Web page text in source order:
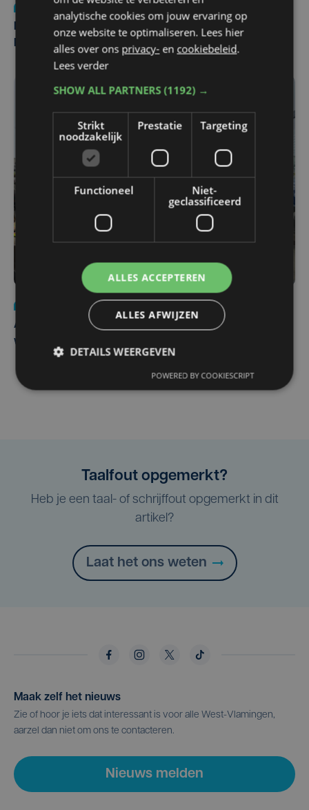
Man en vrouw dood aangetroffen in woning in Sint-
Pieters Brugge
do 30 juli | 12:57
Autobestuurster rijdt na foutief manoeuvre tegen
winkelgevel in Ieper
Taalfout opgemerkt?
Heb je een taal- of schrijffout opgemerkt in dit
artikel?
Laat het ons weten
Maak zelf het nieuws
Zie of hoor je iets dat interessant is voor alle West-Vlamingen,
aarzel dan niet om ons te contacteren.
Nieuws melden
analytische cookies om jouw ervaring op
onze website te optimaliseren. Lees hier
alles over ons privacy- en cookiebeleid.
Lees verder
SHOW ALL PARTNERS(1192) →
Strikt
noodzakelijk
Prestatie Targeting
Functioneel
Niet-
geclassificeerd
ALLES ACCEPTEREN
ALLES AFWIJZEN
DETAILS WEERGEVEN
POWERED BY COOKIESCRIPT